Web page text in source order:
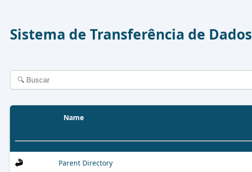
Sistema de Transferência de Dados
Name
Parent Directory